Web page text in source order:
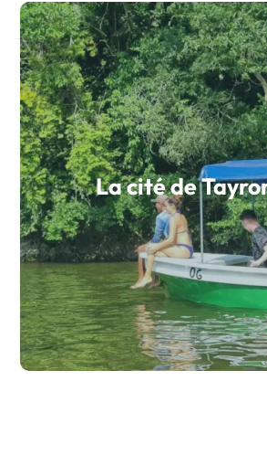
La cité de